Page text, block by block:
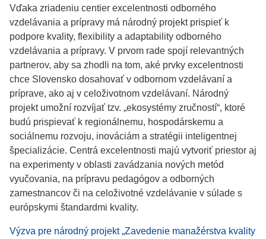
Vďaka zriadeniu centier excelentnosti odborného
vzdelávania a prípravy má národný projekt prispieť k
podpore kvality, flexibility a adaptability odborného
vzdelávania a prípravy. V prvom rade spojí relevantných
partnerov, aby sa zhodli na tom, aké prvky excelentnosti
chce Slovensko dosahovať v odbornom vzdelávaní a
príprave, ako aj v celoživotnom vzdelávaní. Národný
projekt umožní rozvíjať tzv. „ekosystémy zručností“, ktoré
budú prispievať k regionálnemu, hospodárskemu a
sociálnemu rozvoju, inováciám a stratégii inteligentnej
špecializácie. Centrá excelentnosti majú vytvoriť priestor aj
na experimenty v oblasti zavádzania nových metód
vyučovania, na prípravu pedagógov a odborných
zamestnancov či na celoživotné vzdelávanie v súlade s
európskymi štandardmi kvality.
Výzva pre národný projekt „Zavedenie manažérstva kvality